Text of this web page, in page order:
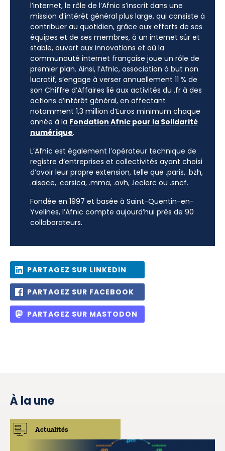
l’internet, le rôle de l’Afnic s’inscrit dans une
mission d’intérêt général plus large, qui consiste à
contribuer au quotidien, grâce aux efforts de ses
équipes et de ses membres, à un internet sûr et
stable, ouvert aux innovations et où la
communauté internet française joue un rôle de
premier plan. Ainsi, l’Afnic, association à but non
lucratif, s’engage à verser annuellement 11 % de
son Chiffre d’Affaires lié aux activités du .fr à des
actions d’intérêt général, en affectant
notamment 1,3 million d’Euros minimum chaque
année à la Fondation Afnic pour la Solidarité
numérique.
L’Afnic est également l’opérateur technique de
registre d’entreprises et collectivités ayant choisi
d’avoir leur propre extension, telle que .paris, .bzh,
.alsace, .corsica, .mma, .ovh, .leclerc ou .sncf.
Fondée en 1997 et basée à Saint-Quentin-en-
Yvelines, l’Afnic compte aujourd’hui près de 90
collaborateurs.
PARTAGEZ SUR LINKEDIN
PARTAGEZ SUR FACEBOOK
PARTAGEZ SUR MASTODON
À la une
Actualités